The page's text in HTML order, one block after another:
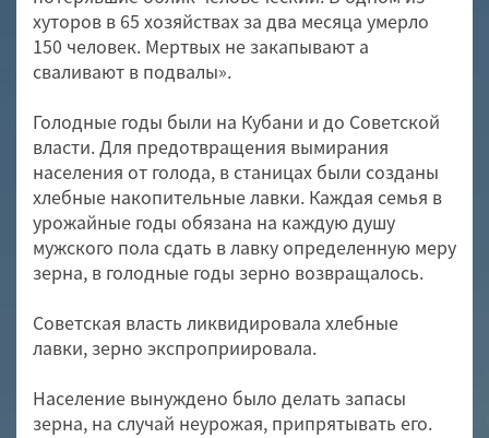
хуторов в 65 хозяйствах за два месяца умерло
150 человек. Мертвых не закапывают а
сваливают в подвалы».
Голодные годы были на Кубани и до Советской
власти. Для предотвращения вымирания
населения от голода, в станицах были созданы
хлебные накопительные лавки. Каждая семья в
урожайные годы обязана на каждую душу
мужского пола сдать в лавку определенную меру
зерна, в голодные годы зерно возвращалось.
Советская власть ликвидировала хлебные
лавки, зерно экспроприировала.
Население вынуждено было делать запасы
зерна, на случай неурожая, припрятывать его.